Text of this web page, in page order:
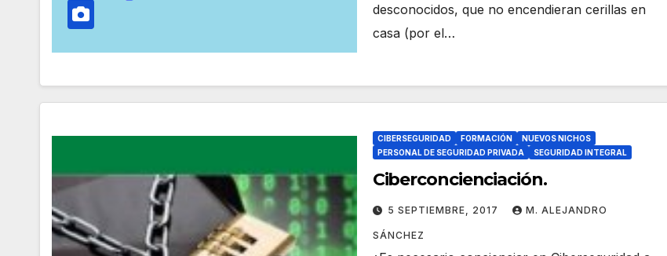
desconocidos, que no encendieran cerillas en
casa (por el…
CIBERSEGURIDAD FORMACIÓN
NUEVOS NICHOS
PERSONAL DE SEGURIDAD PRIVADA
SEGURIDAD INTEGRAL
Ciberconcienciación.
5 SEPTIEMBRE, 2017 M. ALEJANDRO
SÁNCHEZ